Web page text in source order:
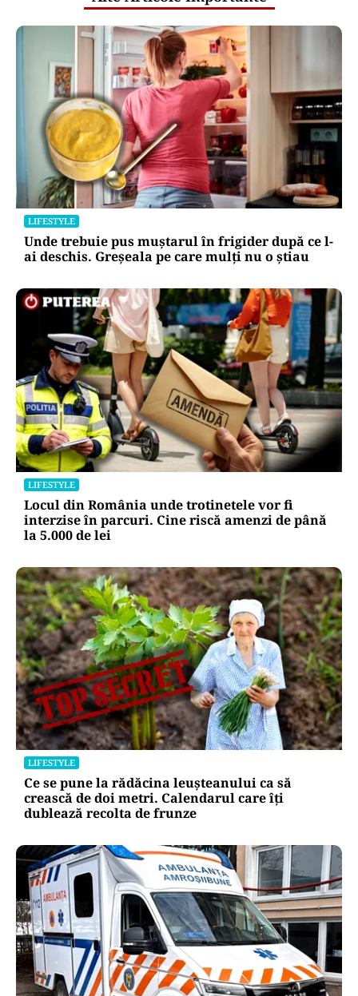
LIFESTYLE
Unde trebuie pus muștarul în frigider după ce l-
ai deschis. Greșeala pe care mulți nu o știau
LIFESTYLE
Locul din România unde trotinetele vor fi
interzise în parcuri. Cine riscă amenzi de până
la 5.000 de lei
LIFESTYLE
Ce se pune la rădăcina leușteanului ca să
crească de doi metri. Calendarul care îți
dublează recolta de frunze